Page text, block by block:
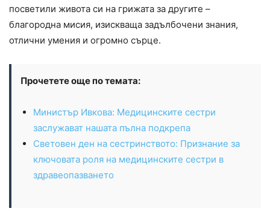
посветили живота си на грижата за другите –
благородна мисия, изискваща задълбочени знания,
отлични умения и огромно сърце.
Прочетете още по темата:
Министър Ивкова: Медицинските сестри
заслужават нашата пълна подкрепа
Световен ден на сестринството: Признание за
ключовата роля на медицинските сестри в
здравеопазването